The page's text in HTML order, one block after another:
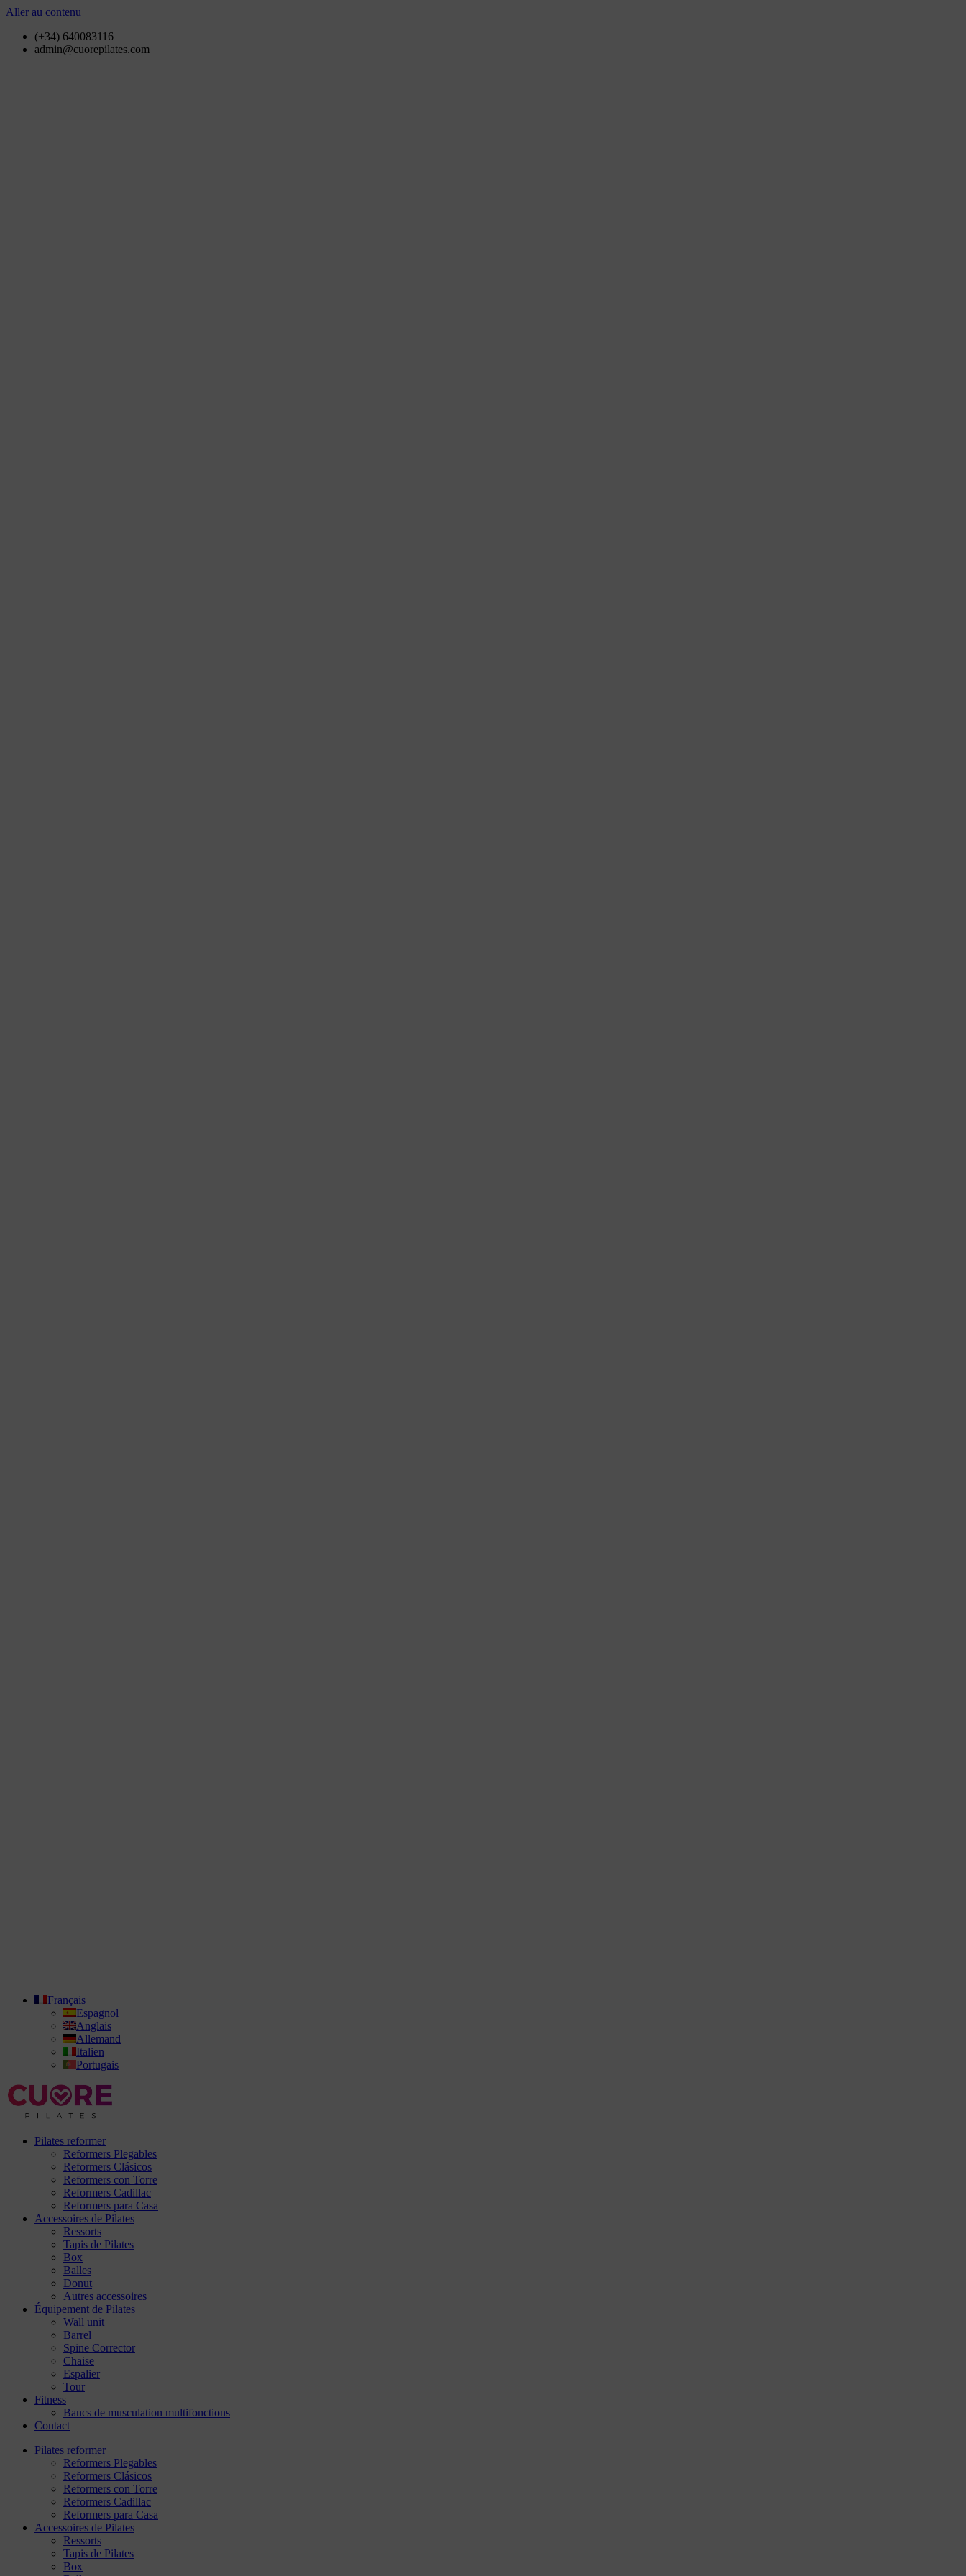
Aller au contenu
(+34) 640083116
admin@cuorepilates.com
Français
Espagnol
Anglais
Allemand
Italien
Portugais
Pilates reformer
Reformers Plegables
Reformers Clásicos
Reformers con Torre
Reformers Cadillac
Reformers para Casa
Accessoires de Pilates
Ressorts
Tapis de Pilates
Box
Balles
Donut
Autres accessoires
Équipement de Pilates
Wall unit
Barrel
Spine Corrector
Chaise
Espalier
Tour
Fitness
Bancs de musculation multifonctions
Contact
Pilates reformer
Reformers Plegables
Reformers Clásicos
Reformers con Torre
Reformers Cadillac
Reformers para Casa
Accessoires de Pilates
Ressorts
Tapis de Pilates
Box